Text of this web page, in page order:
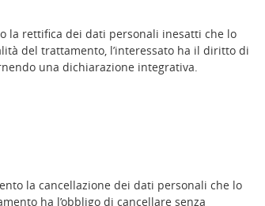
la rettifica dei dati personali inesatti che lo
del trattamento, l’interessato ha il diritto di
una dichiarazione integrativa.
la cancellazione dei dati personali che lo
ha l’obbligo di cancellare senza